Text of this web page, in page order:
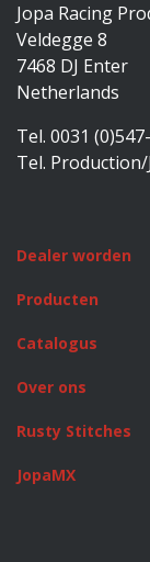
Jopa Racing
Veldegge 8
7468 DJ Enter
Netherlands
Tel. 0031
Tel. Production/
Dealer worden
Producten
Catalogus
Over ons
Rusty Stitches
JopaMX